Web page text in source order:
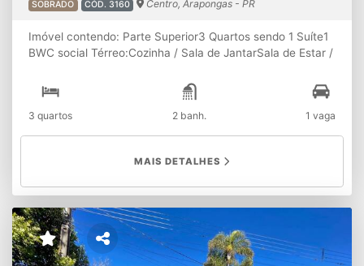
SOBRADO CÓD. 3160 Centro, Arapongas - PR
Imóvel contendo: Parte Superior3 Quartos sendo 1 Suíte1
BWC social Térreo:Cozinha / Sala de JantarSala de Estar /
armáriosGaragem cobertaATENÇÃO: A disponibilidade e
os valores dos imóveis estão sujeitos à alterações sem
aviso prévio.
3 quartos 2 banh. 1 vaga
MAIS DETALHES